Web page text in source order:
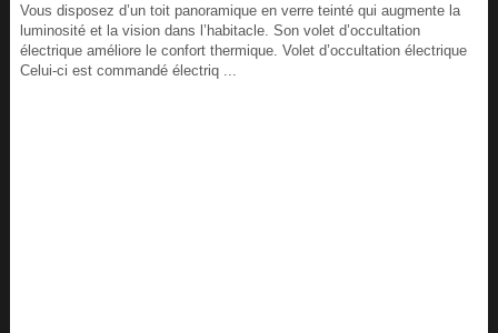
Vous disposez d’un toit panoramique en verre teinté qui augmente la
luminosité et la vision dans l’habitacle. Son volet d’occultation
électrique améliore le confort thermique. Volet d’occultation électrique
Celui-ci est commandé électriq ...